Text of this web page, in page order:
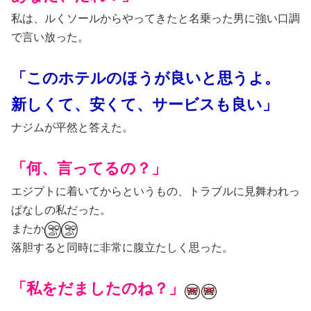
私は、ルくソールからやってきたと名乗った男に強い口調
で言い放った。
「このホテルのほうが良いと思うよ。
新しくて、安くて、サービスも良い」
ナジムが平然と答えた。
「何、言ってるの？」
エジプトに着いてからというもの、トラブルに見舞われっ
ぱなしの私だった。
またか
落胆すると同時に非常に腹立たしく思った。
「私をだましたのね？」